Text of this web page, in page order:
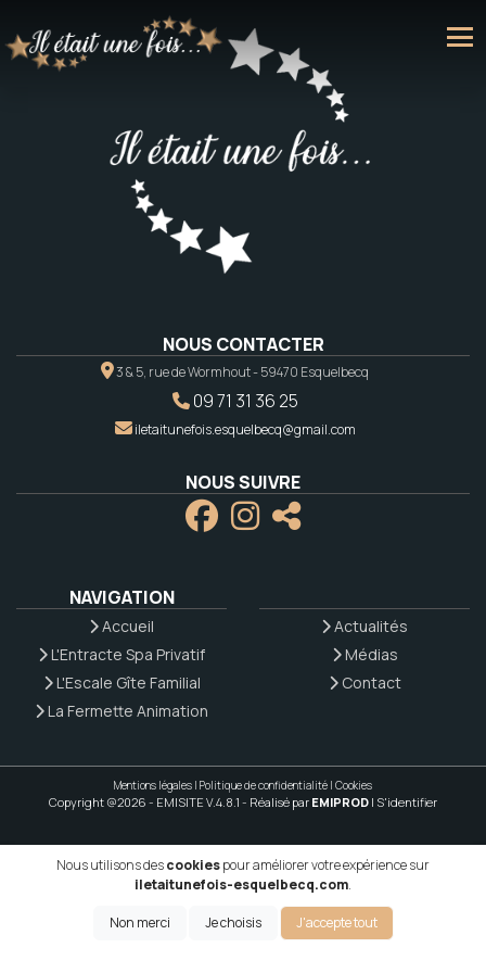
NOUS CONTACTER
3 & 5, rue de Wormhout - 59470 Esquelbecq
09 71 31 36 25
iletaitunefois.esquelbecq@gmail.com
NOUS SUIVRE
NAVIGATION
Accueil
L'Entracte Spa Privatif
L'Escale Gîte Familial
La Fermette Animation
Actualités
Médias
Contact
Mentions légales | Politique de confidentialité | Cookies
Copyright @2026 - EMISITE V.4.8.1 - Réalisé par EMIPROD | S'identifier
Nous utilisons descookiespour améliorer votre expérience sur
iletaitunefois-esquelbecq.com.
Non merci Je choisis J'accepte tout